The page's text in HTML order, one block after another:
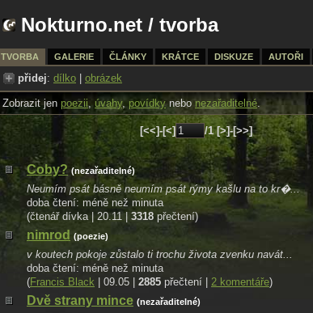
Nokturno.net / tvorba
TVORBA GALERIE ČLÁNKY KRÁTCE DISKUZE AUTOŘI
přidej: dílko obrázek
Zobrazit jen poezii, úvahy, povídkynebo nezařaditelné.
[<<]-[<] /1 [>]-[>>]
Coby? (nezařaditelné)
Neumím psát básně neumím psát rýmy kašlu na to kr�...
doba čtení: méně než minuta
(čtenář dívka | 20.11 | 3318 přečtení)
nimrod (poezie)
v koutech pokoje zůstalo ti trochu života zvenku navát...
doba čtení: méně než minuta
(Francis Black | 09.05 | 2885 přečtení | 2 komentáře)
Dvě strany mince (nezařaditelné)